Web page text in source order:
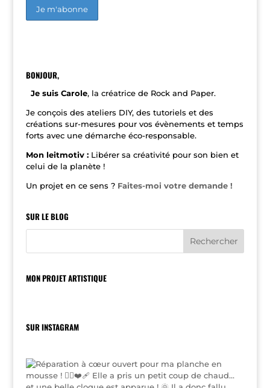
n
v
e
:
BONJOUR,
Je suis Carole, la créatrice de Rock and Paper.
Je conçois des ateliers DIY, des tutoriels et des
créations sur-mesures pour vos évènements et temps
forts avec une démarche éco-responsable.
Mon leitmotiv : Libérer sa créativité pour son bien et
celui de la planète !
Un projet en ce sens ? Faites-moi votre demande !
SUR LE BLOG
MON PROJET ARTISTIQUE
SUR INSTAGRAM